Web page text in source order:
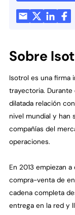
Sobre
Isotrol es una firma
trayectoria.
dilatada relación
nivel mundial y han
compañías del
operaciones.
En 2013 empiezan
compra-venta de
cadena completa
entrega en la red y